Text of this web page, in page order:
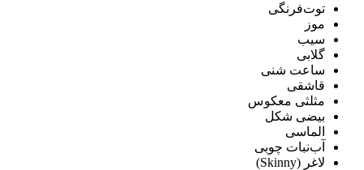
توت‌فرنگی
موز
سیب
گلابی
ساعت شنی
قاشقی
مثلثی معکوس
بیضی شکل
الماسی
آب‌نبات چوبی
لاغر (Skinny)